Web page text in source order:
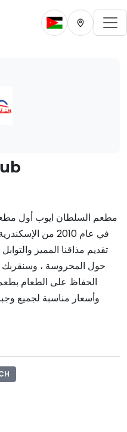
Change current
Change
مطعم السلطان ايوب أول
تقديم مذاقنا المميز
حول المحروسة ، وسنقربك
الحفاظ على الطعام
وأسعار مناسبة لجميع